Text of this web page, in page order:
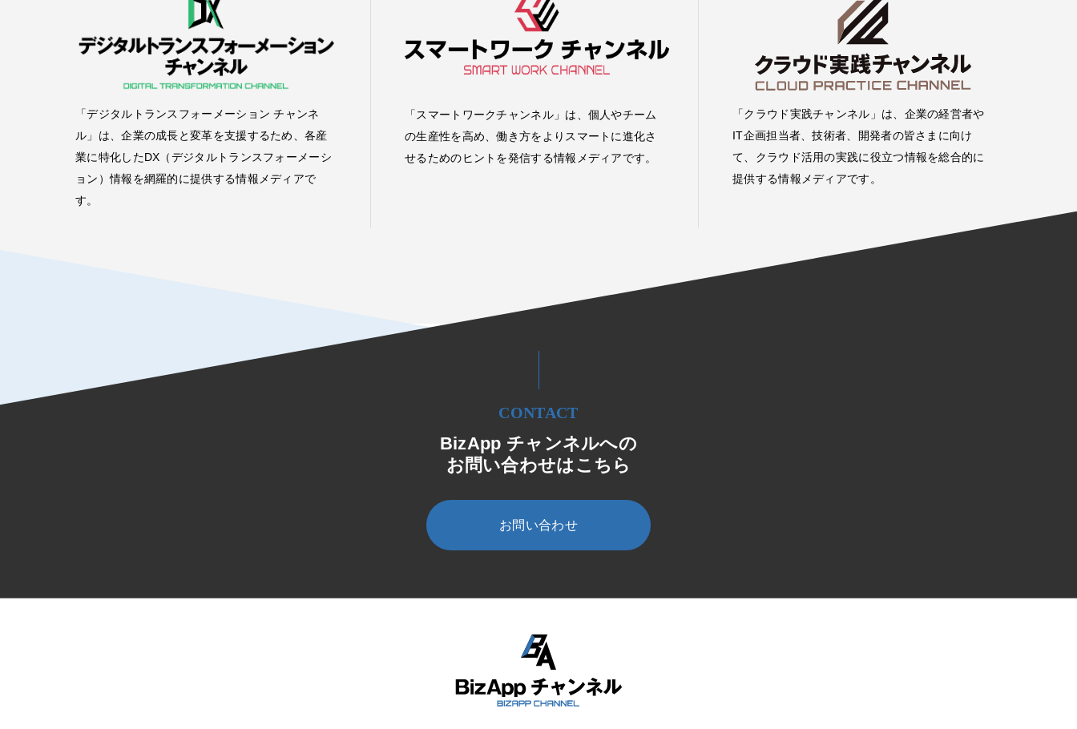
「デジタルトランスフォーメーション チャンネ
ル」は、企業の成長と変革を支援するため、各産
業に特化したDX（デジタルトランスフォーメーシ
ョン）情報を網羅的に提供する情報メディアで
す。
「スマートワークチャンネル」は、個人やチーム
の生産性を高め、働き方をよりスマートに進化さ
せるためのヒントを発信する情報メディアです。
「クラウド実践チャンネル」は、企業の経営者や
IT企画担当者、技術者、開発者の皆さまに向け
て、クラウド活用の実践に役立つ情報を総合的に
提供する情報メディアです。
CONTACT
BizApp チャンネルへの
お問い合わせはこちら
お問い合わせ